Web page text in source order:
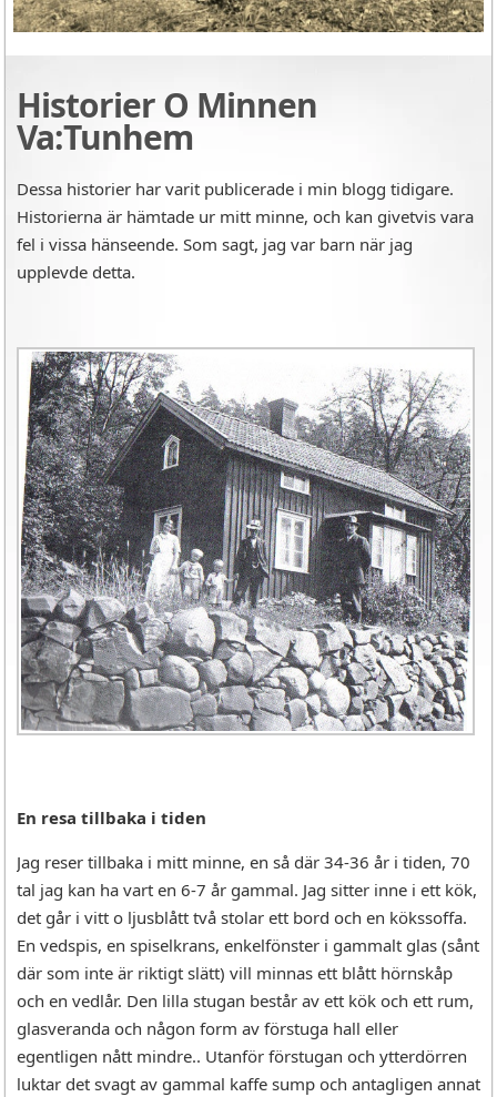
Historier O Minnen
Va:Tunhem
Dessa historier har varit publicerade i min blogg tidigare.
Historierna är hämtade ur mitt minne, och kan givetvis vara
fel i vissa hänseende. Som sagt, jag var barn när jag
upplevde detta.
En resa tillbaka i tiden
Jag reser tillbaka i mitt minne, en så där 34-36 år i tiden, 70
tal jag kan ha vart en 6-7 år gammal. Jag sitter inne i ett kök,
det går i vitt o ljusblått två stolar ett bord och en kökssoffa.
En vedspis, en spiselkrans, enkelfönster i gammalt glas (sånt
där som inte är riktigt slätt) vill minnas ett blått hörnskåp
och en vedlår. Den lilla stugan består av ett kök och ett rum,
glasveranda och någon form av förstuga hall eller
egentligen nått mindre.. Utanför förstugan och ytterdörren
luktar det svagt av gammal kaffe sump och antagligen annat